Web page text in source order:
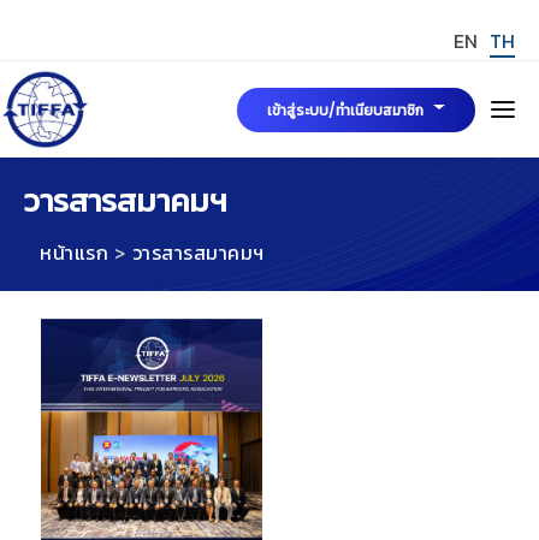
EN TH
หน้าแรก
เกี่ยวกับเรา
คณะกรรมการบริหารสมาคมฯ
ข่าวสารและกิจกรรม
มาตรฐาน TIFFA Mark
การขอรับรองมาตรฐาน TIFFA MARK
TIFFA MARK
สมัครสมาชิกสมาคมฯ
กฎระเบียบ พระราชบัญญัติและบทความที่เกี่ยวข้อง
เข้าสู่ระบบ/ทำเนียบสมาชิก
วารสารสมาคมฯ
หน้าแรก วารสารสมาคมฯ